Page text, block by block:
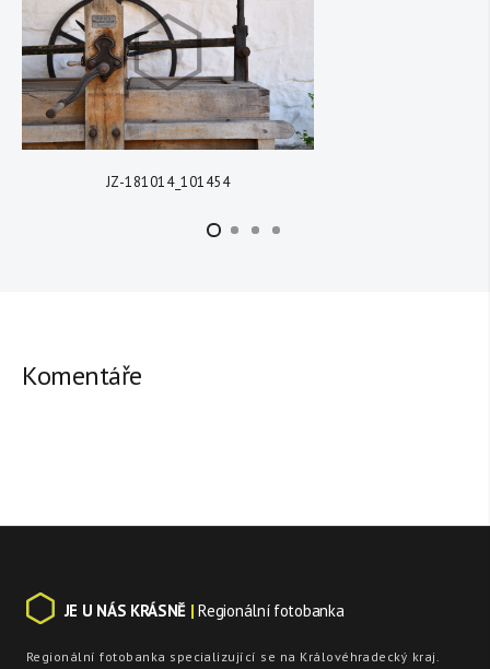
ZOBRAZIT DETAIL
JZ-181014_101454
Komentáře
JE U NÁS KRÁSNĚ | Regionální fotobanka
Regionální fotobanka specializující se na Královéhradecký kraj.